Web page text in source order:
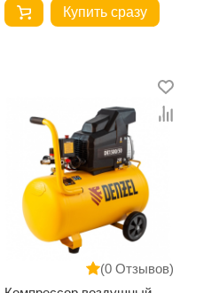
Купить сразу
(0 Отзывов)